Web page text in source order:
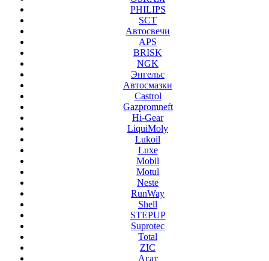
PHILIPS
SCT
Автосвечи
APS
BRISK
NGK
Энгельс
Автосмазки
Castrol
Gazpromneft
Hi-Gear
LiquiMoly
Lukoil
Luxe
Mobil
Motul
Neste
RunWay
Shell
STEPUP
Suprotec
Total
ZIC
Агат